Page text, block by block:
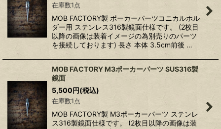
在庫数1点
MOB FACTORY製 ポーカーパーツコニカルホル
ダー用 ステンレス316製鏡面仕様です。 (2枚目
以降の画像は装着イメージの為別売りのパーツ
を接続しております) 長さ 本体 3.5cm前後 …
MOB FACTORY M3ポーカーパーツ SUS316製
鏡面
5,500円(税込)
在庫数1点
MOB FACTORY製 M3ポーカーパーツ ステンレ
ス316製鏡面仕様です。 (2枚目以降の画像は装